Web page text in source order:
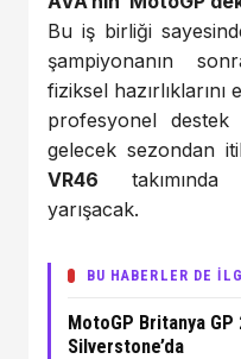
Bu iş birliği
şampiyonanın
fiziksel
profesyonel destek
gelecek sezondan
VR46 takımında
yarışacak.
BU HABERLER DE
MotoGP Britanya GP
Silverstone’da